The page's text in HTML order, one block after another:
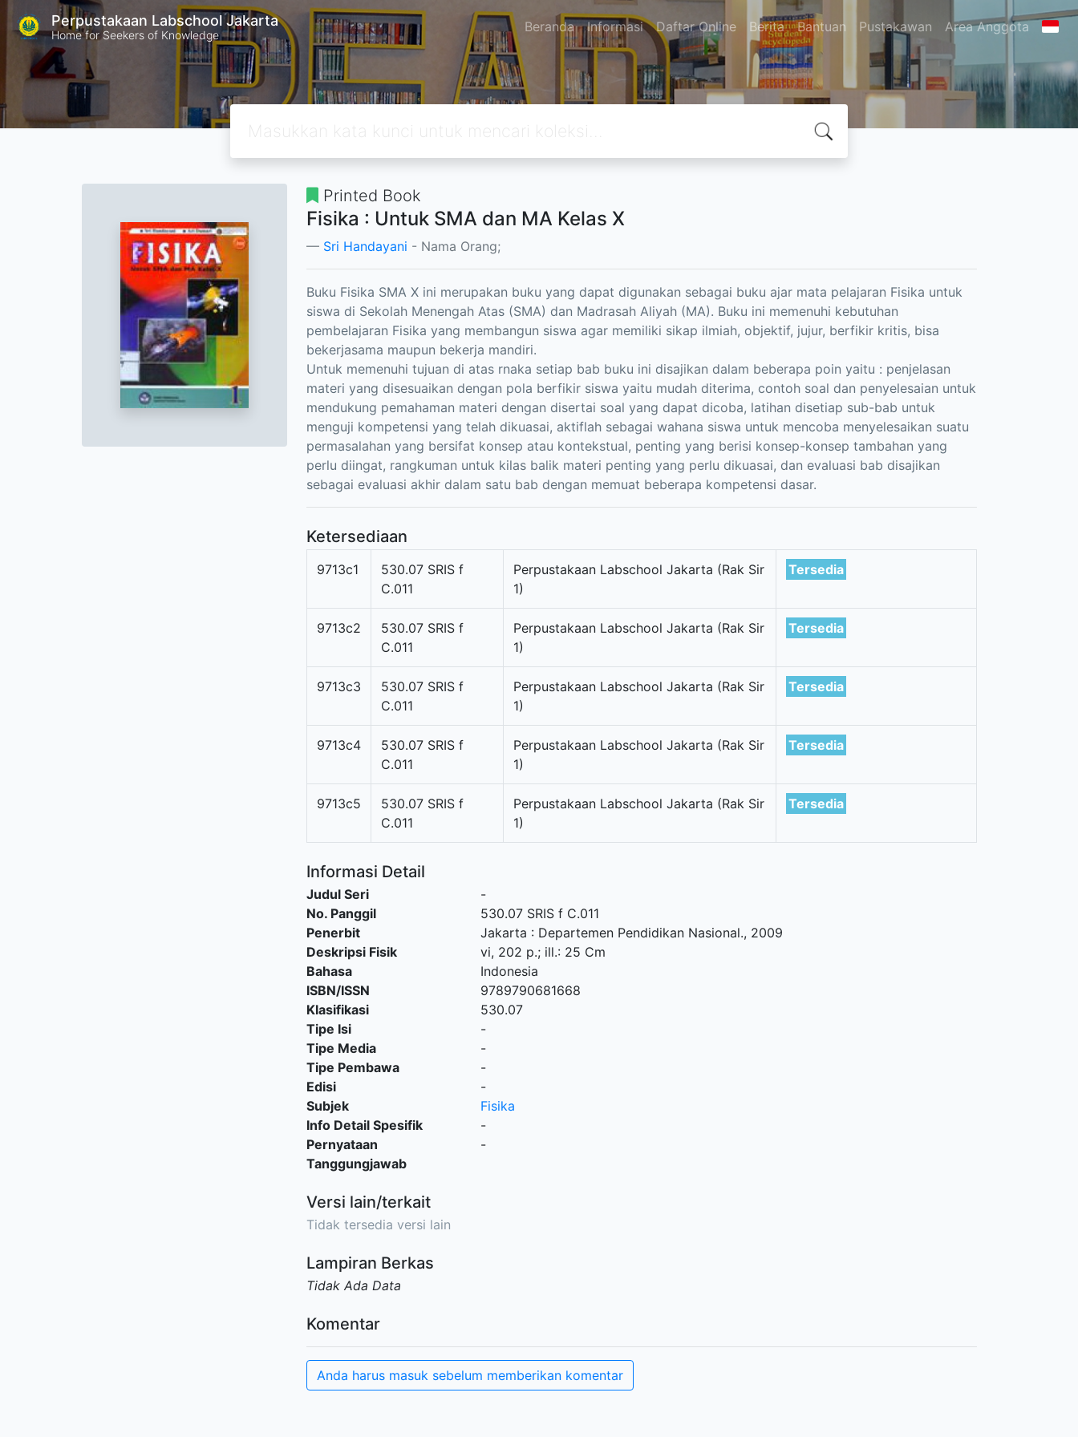
Perpustakaan Labschool Jakarta
Home for Seekers of Knowledge Beranda Informasi Daftar Online Berita Bantuan Pustakawan Area Anggota
Printed Book
Fisika : Untuk SMA dan MA Kelas X
Sri Handayani - Nama Orang;
Buku Fisika SMA X ini merupakan buku yang dapat digunakan sebagai buku ajar mata pelajaran Fisika untuk
siswa di Sekolah Menengah Atas (SMA) dan Madrasah Aliyah (MA). Buku ini memenuhi kebutuhan
pembelajaran Fisika yang membangun siswa agar memiliki sikap ilmiah, objektif, jujur, berfikir kritis, bisa
bekerjasama maupun bekerja mandiri.
Untuk memenuhi tujuan di atas rnaka setiap bab buku ini disajikan dalam beberapa poin yaitu : penjelasan
materi yang disesuaikan dengan pola berfikir siswa yaitu mudah diterima, contoh soal dan penyelesaian untuk
mendukung pemahaman materi dengan disertai soal yang dapat dicoba, latihan disetiap sub-bab untuk
menguji kompetensi yang telah dikuasai, aktiflah sebagai wahana siswa untuk mencoba menyelesaikan suatu
permasalahan yang bersifat konsep atau kontekstual, penting yang berisi konsep-konsep tambahan yang
perlu diingat, rangkuman untuk kilas balik materi penting yang perlu dikuasai, dan evaluasi bab disajikan
sebagai evaluasi akhir dalam satu bab dengan memuat beberapa kompetensi dasar.
Ketersediaan
9713c1
530.07 SRIS f
C.011
Perpustakaan Labschool Jakarta (Rak Sir
1)
Tersedia
9713c2
530.07 SRIS f
C.011
Perpustakaan Labschool Jakarta (Rak Sir
1)
Tersedia
9713c3
530.07 SRIS f
C.011
Perpustakaan Labschool Jakarta (Rak Sir
1)
Tersedia
9713c4
530.07 SRIS f
C.011
Perpustakaan Labschool Jakarta (Rak Sir
1)
Tersedia
9713c5
530.07 SRIS f
C.011
Perpustakaan Labschool Jakarta (Rak Sir
1)
Tersedia
Informasi Detail
Judul Seri
-
No. Panggil
530.07 SRIS f C.011
Penerbit
Jakarta : Departemen Pendidikan Nasional., 2009
Deskripsi Fisik
vi, 202 p.; ill.: 25 Cm
Bahasa
Indonesia
ISBN/ISSN
9789790681668
Klasifikasi
530.07
Tipe Isi
-
Tipe Media
-
Tipe Pembawa
-
Edisi
-
Subjek
Fisika
Info Detail Spesifik
-
Pernyataan
Tanggungjawab
-
Versi lain/terkait
Tidak tersedia versi lain
Lampiran Berkas
Tidak Ada Data
Komentar
Anda harus masuk sebelum memberikan komentar